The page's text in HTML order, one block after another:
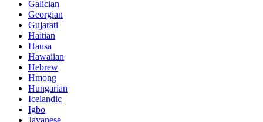
Galician
Georgian
Gujarati
Haitian
Hausa
Hawaiian
Hebrew
Hmong
Hungarian
Icelandic
Igbo
Javanese